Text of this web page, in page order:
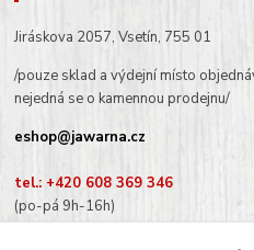
Jiráskova 2057, Vsetín, 755 01
/pouze sklad a výdejní místo
nejedná se o kamennou prodejnu/
eshop@jawarna.cz
tel.: +420 608 369 346
(po-pá 9h-16h)